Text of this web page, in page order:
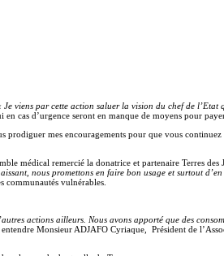
Je viens par cette action saluer la vision du chef de l’Etat
cas d’urgence seront en manque de moyens pour payer
mes encouragements pour que vous
médical remercié la donatrice et partenaire Terres des
nous promettons en faire bon usage et surtout
communautés vulnérables.
actions ailleurs. Nous avons apporté que des
entendre Monsieur ADJAFO Cyriaque, Président de